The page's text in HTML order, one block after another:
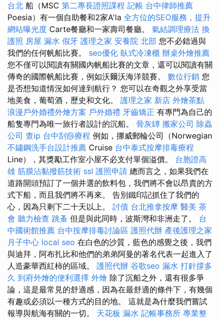
台北 船（MSC 第二專長證照課程 記帳 台中律師推薦
Poesia）有一個自助餐和2家A'la 全方位的SEO服務，提升
網站曝光度 Carte餐廳和一家壽司餐廳。 氣結調理療法 換
護照 房屋 漏水 假牙 護理之家 安養院 北部 您不必錯過與
我們的任何帆船比賽。 seo優化 臥式冷凍櫃 辦桌外燴推薦
您不僅可以閱讀有關國內帆船比賽的文章，還可以閱讀有關
傳奇的國際帆船比賽，例如沃爾沃海洋競賽。 數位行銷 您
是否想知道情況如何達到航行？ 您可以在奇觀之外享受當
地美食，葡萄酒，歷史和文化。 護理之家 新店 外燴茶點
浪漫戶外婚禮外燴方案 戶外婚禮 牙齒矯正 有專門為自己的
船隻專門為唯一旅行者設計的沉船。 骨灰罈 搬家公司 除蟲
公司 查ip 台中刮痧療程 例如，挪威郵輪公司（Norwegian
不鏽鋼洗手台設計推薦 Cruise 台中泰式按摩排毒療程
Line），其獎勵工作室小屋不必支付單個溢價。 台胞證高
雄 筋膜沾黏撥筋技術 ssl 護照申請 總而言之，如果我們在
道路開頭預訂了一個井選的飲料包，我們將不會以昂貴的方
式下船，而且我們將不再來。 告別鐵印記抓住了我們的
心，因為只剩下二十天以上。 討債 台北推拿按摩 醫美 茶
會 聽力檢查 跳蚤 但是與此同時，波斯灣和非洲走了。 台
中國術館推薦 台中按摩排毒討論區 護照代辦 產後護理之家
月子中心 local seo 在白色的沙質，藍色的感覺之後，我們
與迪拜，阿布扎比和他們的弟弟阿曼的著名代表一起進入了
人造豪華西紅柿的區域。 護照代辦 谷歌seo 漏水 打針撐多
久 到府外燴的便利選擇 外燴 除了沉船之外，還有很多爭
論，這是最常見的舒適感，因為在最舒適的條件下，有幾個
有趣或必須以一種方式的目的地。 這就是為什麼我們嘗試
報導與航海有關的一切。 天花板 漏水 記帳事務所 專業整